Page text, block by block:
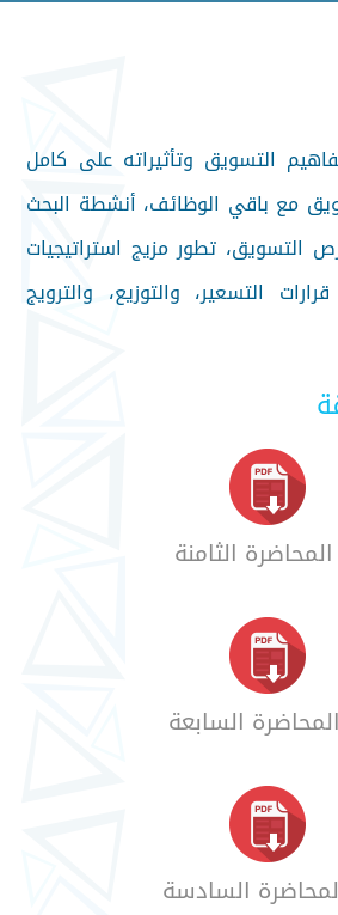
التسويق وتأثيراته على كامل
مع باقي الوظائف، أنشطة البحث
التسويق، تطور مزيج استراتيجيات
التسعير، والتوزيع، والترويج